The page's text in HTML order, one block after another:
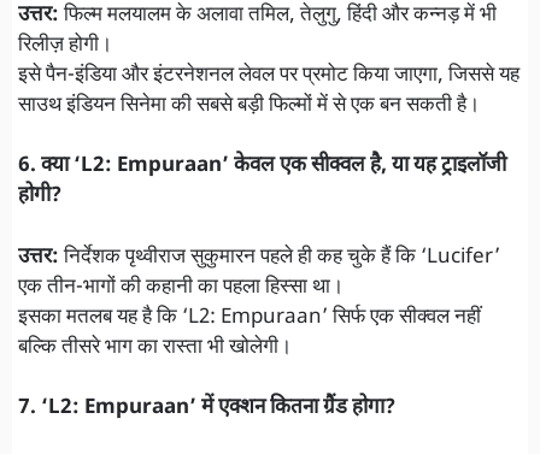
उत्तर:फिल्म मलयालम के अलावा तमिल, तेलुगु, हिंदी और कन्नड़ में भी
रिलीज़ होगी।
इसे पैन-इंडिया और इंटरनेशनल लेवल पर प्रमोट किया जाएगा, जिससे यह
साउथ इंडियन सिनेमा की सबसे बड़ी फिल्मों में से एक बन सकती है।
6. क्या ‘L2: Empuraan’ केवल एक सीक्वल है, या यह ट्राइलॉजी
होगी?
उत्तर:निर्देशक पृथ्वीराज सुकुमारन पहले ही कह चुके हैं कि ‘Lucifer’
एक तीन-भागों की कहानी का पहला हिस्सा था।
इसका मतलब यह है कि ‘L2: Empuraan’ सिर्फ एक सीक्वल नहीं
बल्कि तीसरे भाग का रास्ता भी खोलेगी।
7. ‘L2: Empuraan’ में एक्शन कितना ग्रैंड होगा?